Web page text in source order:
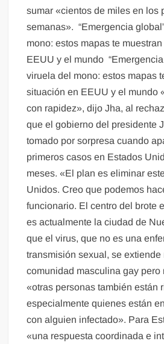
sumar «cientos de miles en los
semanas». “Emergencia
mono: estos mapas te
EEUU y el mundo
viruela del mono: estos mapas
situación en EEUU y el mundo
con rapidez», dijo Jha, al
que el gobierno del presidente
tomado por sorpresa cuando
primeros casos en Estados
meses. «El plan es eliminar
Unidos. Creo que podemos
funcionario. El centro del brote
es actualmente la ciudad de
que el virus, que no es una
transmisión sexual, se extiende
comunidad masculina gay pero
«otras personas también están
especialmente quienes están
con alguien infectado». Para
«una respuesta coordinada e